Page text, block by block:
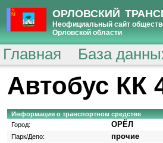
ОРЛОВСКИЙ
Неофициальный сайт
Орловской области
Главная База
Автобус КК
Информация о транспортном средстве
Город:
ОРЁЛ
Парк/Депо: прочие